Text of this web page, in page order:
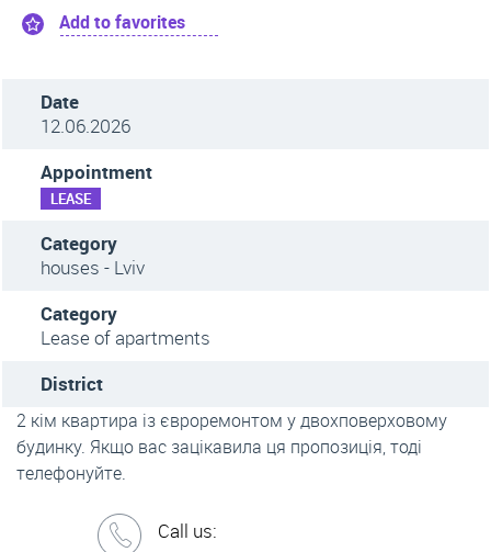
Add to favorites
Date
12.06.2026
Appointment
LEASE
Category
houses - Lviv
Category
Lease of apartments
District
2 кім квартира із євроремонтом у двохповерховому
будинку. Якщо вас зацікавила ця пропозиція, тоді
телефонуйте.
Call us: